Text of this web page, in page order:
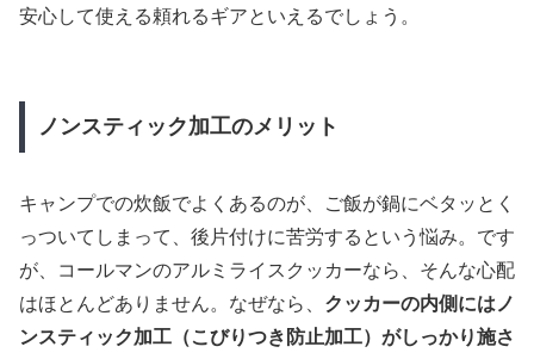
安心して使える頼れるギアといえるでしょう。
ノンスティック加工のメリット
キャンプでの炊飯でよくあるのが、ご飯が鍋にベタッとく
っついてしまって、後片付けに苦労するという悩み。です
が、コールマンのアルミライスクッカーなら、そんな心配
はほとんどありません。なぜなら、 クッカーの内側にはノ
ンスティック加工（こびりつき防止加工）がしっかり施さ